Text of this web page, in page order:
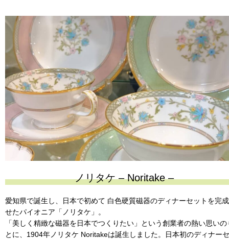
ノリタケ – Noritake –
愛知県で誕生し、日本で初めて 白色硬質磁器のディナーセットを完
せたパイオニア「ノリタケ」。
「美しく精緻な磁器を日本でつくりたい」という創業者の熱い思いの
とに、1904年ノリタケ Noritakeは誕生しました。日本初のディナー